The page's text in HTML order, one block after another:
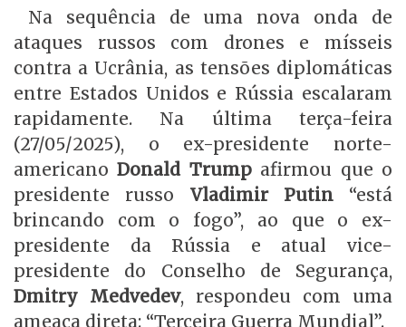
Na sequência de uma nova onda de
ataques russos com drones e mísseis
contra a Ucrânia, as tensões diplomáticas
entre Estados Unidos e Rússia escalaram
rapidamente. Na última terça-feira
(27/05/2025), o ex-presidente norte-
americano Donald Trumpafirmou que o
presidente russo Vladimir Putin“está
brincando com o fogo”, ao que o ex-
presidente da Rússia e atual vice-
presidente do Conselho de Segurança,
Dmitry Medvedev, respondeu com uma
ameaça direta: “Terceira Guerra Mundial”.